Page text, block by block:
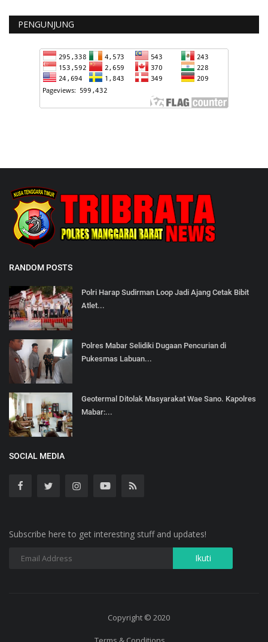
PENGUNJUNG
RANDOM POSTS
Polri Harap Sudirman Loop Jadi Ajang Cetak Bibit
Atlet...
Polres Mabar Selidiki Dugaan Pencurian di
Pukesmas Labuan...
Geotermal Ditolak Masyarakat Wae Sano. Kapolres
Mabar:...
SOCIAL MEDIA
Subscribe here to get interesting stuff and updates!
Copyright © 2020